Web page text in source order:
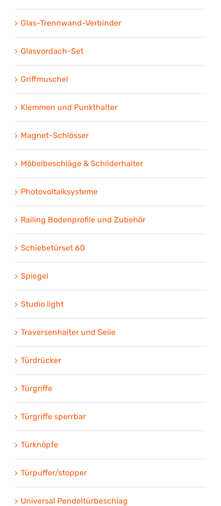
Glas-Trennwand-Verbinder
Glasvordach-Set
Griffmuschel
Klemmen und Punkthalter
Magnet-Schlösser
Möbelbeschläge & Schilderhalter
Photovoltaiksysteme
Railing Bodenprofile und Zubehör
Schiebetürset 60
Spiegel
Studio light
Traversenhalter und Seile
Türdrücker
Türgriffe
Türgriffe sperrbar
Türknöpfe
Türpuffer/stopper
Universal Pendeltürbeschlag